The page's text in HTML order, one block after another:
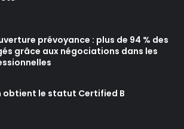
prévoyance : plus de 94 % des
grâce aux négociations dans les
obtient le statut Certified B